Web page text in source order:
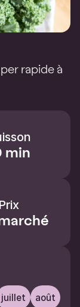
rapide à
min
Prix
juillet août